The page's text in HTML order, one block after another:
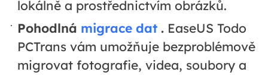
lokálně a prostřednictvím obrázků.
Pohodlná migrace dat . EaseUS Todo
PCTrans vám umožňuje bezproblémově
migrovat fotografie, videa, soubory a